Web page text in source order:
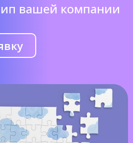
вашей компании